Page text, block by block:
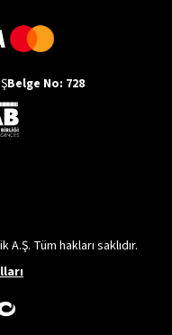
Belge No: 728
Tüm hakları saklıdır.